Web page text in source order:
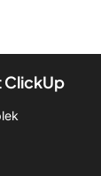
ClickUp